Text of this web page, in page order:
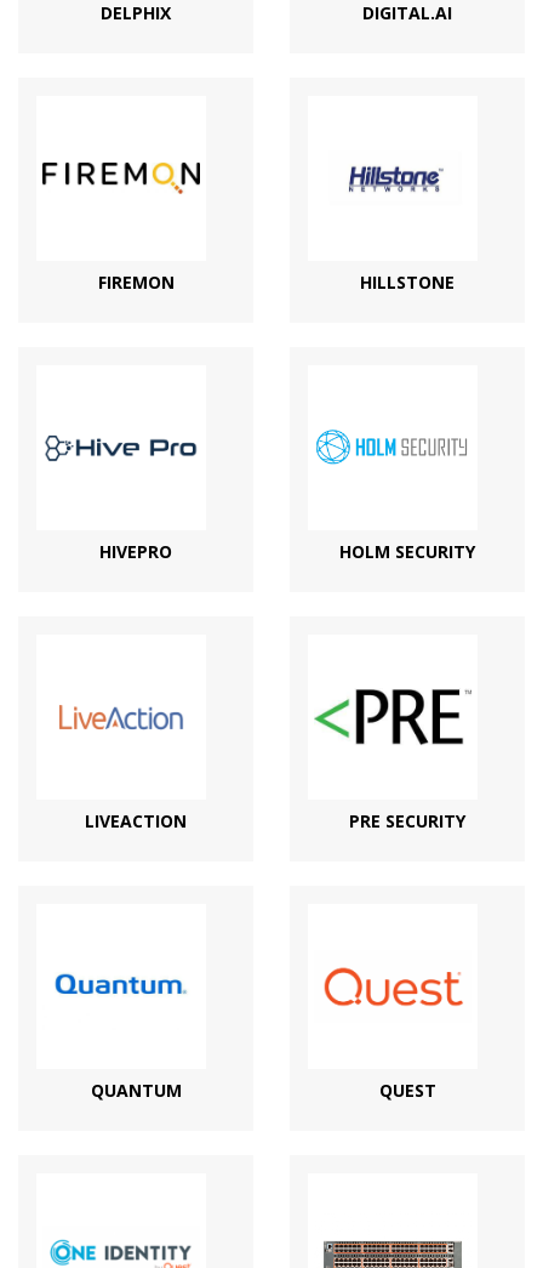
DELPHIX DIGITAL.AI
FIREMON HILLSTONE
HIVEPRO HOLM SECURITY
LIVEACTION PRE SECURITY
QUANTUM QUEST